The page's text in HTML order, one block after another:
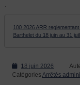
.
100 2026 ARR
Barthelet du 18 juin au 31
Posted
on
18 juin 2026
CatégoriesArrêtés